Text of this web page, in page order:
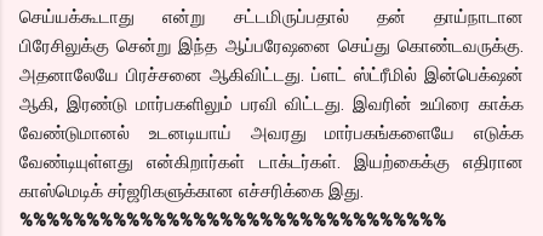
செய்யக்கூடாது என்று சட்டமிருப்பதால் தன் தாய்நாடான
பிரேசிலுக்கு சென்று இந்த ஆப்பரேஷனை செய்து கொண்டவருக்கு.
அதனாலேயே பிரச்சனை ஆகிவிட்டது. ப்ளட் ஸ்ட்ரீமில் இன்பெக்‌ஷன்
ஆகி, இரண்டு மார்பகளிலும் பரவி விட்டது. இவரின் உயிரை காக்க
வேண்டுமானல் உடனடியாய் அவரது மார்பகங்களையே எடுக்க
வேண்டியுள்ளது என்கிறார்கள் டாக்டர்கள். இயற்கைக்கு எதிரான
காஸ்மெடிக் சர்ஜரிகளுக்கான எச்சரிக்கை இது.
%%%%%%%%%%%%%%%%%%%%%%%%%%%%%%%%